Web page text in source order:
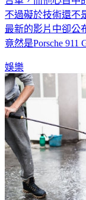
台車，而他心目中
不過礙於技術還不
最新的影片中卻公
娛樂